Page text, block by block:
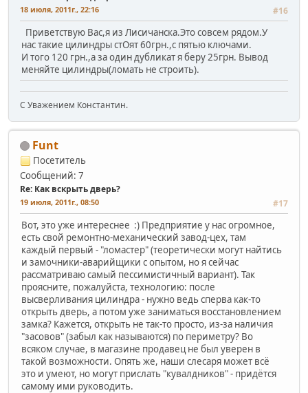
18 июля, 2011г., 22:16 #16
Приветствую Вас,я из Лисичанска.Это совсем рядом.У
нас такие цилиндры стОят 60грн.,с пятью ключами.
И того 120 грн.,а за один дубликат я беру 25грн. Вывод
меняйте цилиндры(ломать не строить).
С Уважением Константин.
Funt
Посетитель
Сообщений: 7
Re: Как вскрыть дверь?
19 июля, 2011г., 08:50 #17
Вот, это уже интереснее :) Предприятие у нас огромное,
есть свой ремонтно-механический завод-цех, там
каждый первый - "ломастер" (теоретически могут найтись
и замочники-аварийщики с опытом, но я сейчас
рассматриваю самый пессимистичный вариант). Так
проясните, пожалуйста, технологию: после
высверливания цилиндра - нужно ведь сперва как-то
открыть дверь, а потом уже заниматься восстановлением
замка? Кажется, открыть не так-то просто, из-за наличия
"засовов" (забыл как называются) по периметру? Во
всяком случае, в магазине продавец не был уверен в
такой возможности. Опять же, наши слесаря может всё
это и умеют, но могут прислать "кувалдников" - придётся
самому ими руководить.